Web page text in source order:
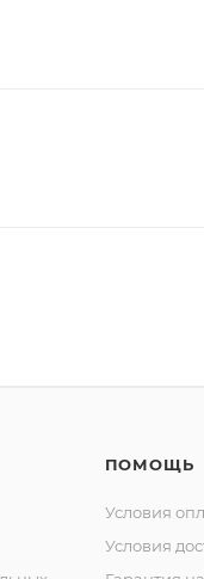
ПОМОЩЬ
Условия
Условия